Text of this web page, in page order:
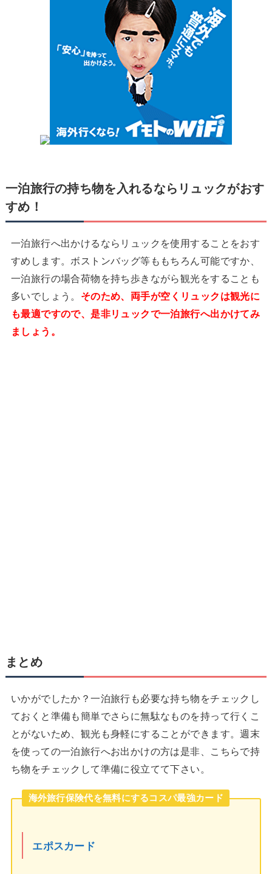
一泊旅行の持ち物を入れるならリュックがおす
すめ！
一泊旅行へ出かけるならリュックを使用することをおす
すめします。ボストンバッグ等ももちろん可能ですか、
一泊旅行の場合荷物を持ち歩きながら観光をすることも
多いでしょう。 そのため、両手が空くリュックは観光に
も最適ですので、是非リュックで一泊旅行へ出かけてみ
ましょう。
まとめ
いかがでしたか？一泊旅行も必要な持ち物をチェックし
ておくと準備も簡単でさらに無駄なものを持って行くこ
とがないため、観光も身軽にすることができます。週末
を使っての一泊旅行へお出かけの方は是非、こちらで持
ち物をチェックして準備に役立てて下さい。
海外旅行保険代を無料にするコスパ最強カード
エポスカード